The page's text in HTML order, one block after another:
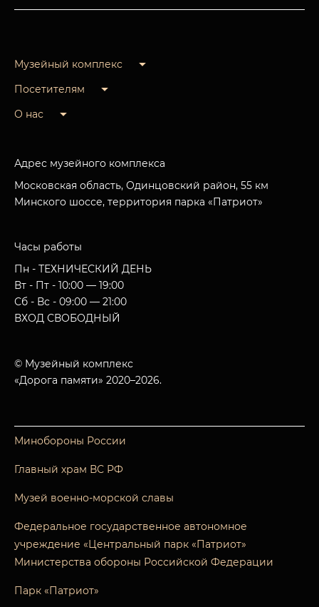
Музейный комплекс
Посетителям
О нас
Адрес музейного комплекса
Московская область, Одинцовский район, 55 км
Минского шоссе, территория парка «Патриот»
Часы работы
Пн - ТЕХНИЧЕСКИЙ ДЕНЬ
Вт - Пт - 10:00 — 19:00
Сб - Вс - 09:00 — 21:00
ВХОД СВОБОДНЫЙ
© Музейный комплекс
«Дорога памяти» 2020–2026.
Минобороны России
Главный храм ВС РФ
Музей военно-морской славы
Федеральное государственное автономное
учреждение «Центральный парк «Патриот»
Министерства обороны Российской Федерации
Парк «Патриот»